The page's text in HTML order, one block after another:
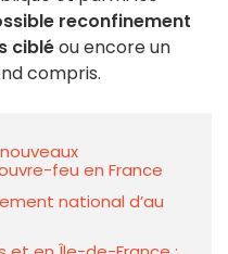
reconfinement
cibléou encore un
compris.
feu en France
national d’au